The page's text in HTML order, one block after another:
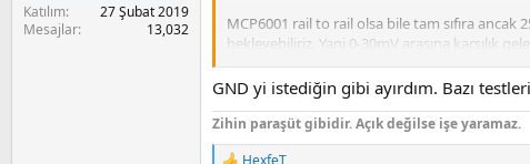
Katılım
27 Şubat 2019
Mesajlar
13,032
MCP6001 rail to rail olsa bile tam sıfıra ancak
bekleyebiliriz. Yani 0-30mV arasına karşılık
için akımı sıfır kabul edebiliriz.
MCP6001 in kazancını belirleyen dirençlerin
gibi. ölçüm aralığımızı belirlemek. Maks.
gerilimi ADC nin 0-5V olan skalasına
GND yi istediğin gibi ayırdım. Bazı
Zihin paraşüt gibidir. Açık değilse işe yaramaz.
HexfeT